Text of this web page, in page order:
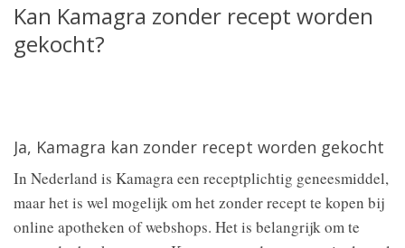
Kan Kamagra zonder recept worden
gekocht?
Ja, Kamagra kan zonder recept worden gekocht
In Nederland is Kamagra een receptplichtig geneesmiddel,
maar het is wel mogelijk om het zonder recept te kopen bij
online apotheken of webshops. Het is belangrijk om te